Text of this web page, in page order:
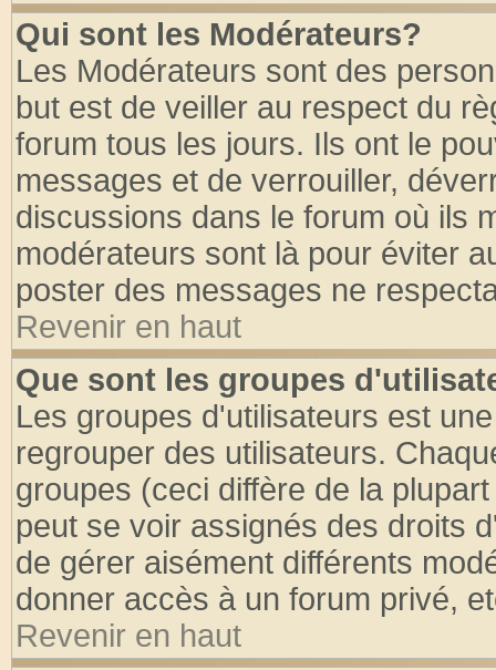
Qui sont les Modérateurs?
Les Modérateurs sont des
but est de veiller au respect du
forum tous les jours. Ils ont le
messages et de verrouiller,
discussions dans le forum où ils
modérateurs sont là pour éviter
poster des messages ne
Revenir en haut
Que sont les groupes
Les groupes d'utilisateurs est
regrouper des utilisateurs.
groupes (ceci diffère de la
peut se voir assignés des droits
de gérer aisément différents
donner accès à un forum privé,
Revenir en haut